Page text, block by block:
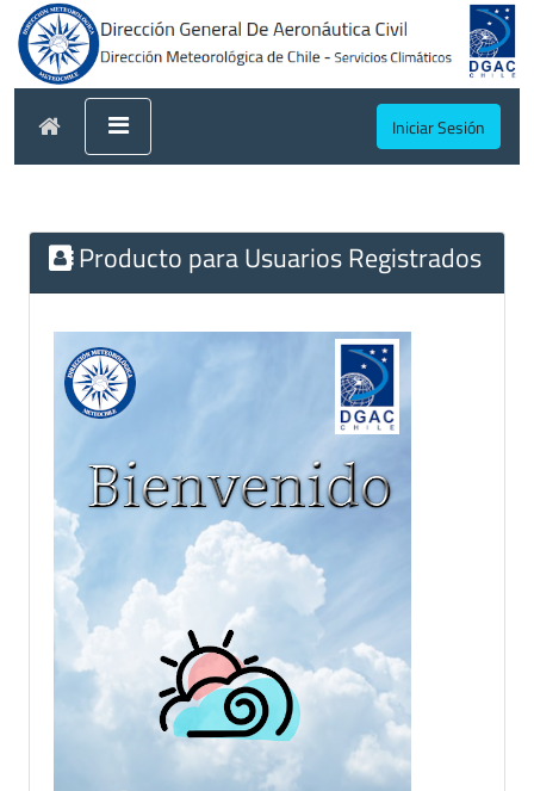
Iniciar Sesión
Producto para Usuarios Registrados